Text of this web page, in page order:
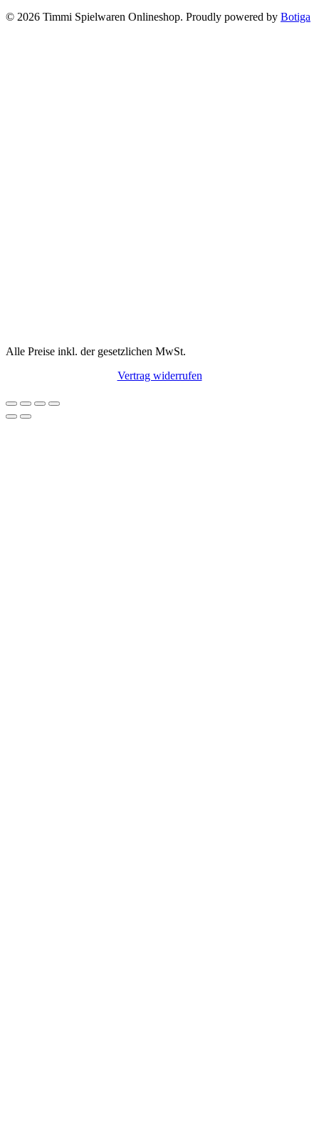
© 2026 Timmi Spielwaren Onlineshop. Proudly powered by Botiga
Alle Preise inkl. der gesetzlichen MwSt.
Vertrag widerrufen